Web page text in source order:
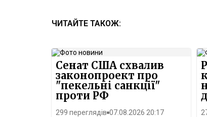
ЧИТАЙТЕ ТАКОЖ:
Сенат США схвалив
законопроект про
"пекельні санкції"
проти РФ
299 переглядів 07.08.2026 20:17